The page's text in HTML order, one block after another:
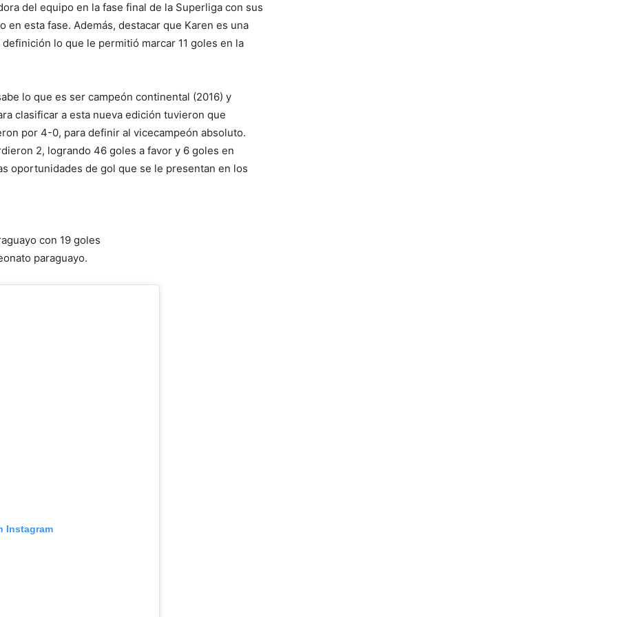
del equipo en la fase final de la Superliga con sus
esta fase. Además, destacar que Karen es una
lo que le permitió marcar 11 goles en la
lo que es ser campeón continental (2016) y
clasificar a esta nueva edición tuvieron que
por 4-0, para definir al vicecampeón absoluto.
2, logrando 46 goles a favor y 6 goles en
oportunidades de gol que se le presentan en los
con 19 goles
paraguayo.
Instagram